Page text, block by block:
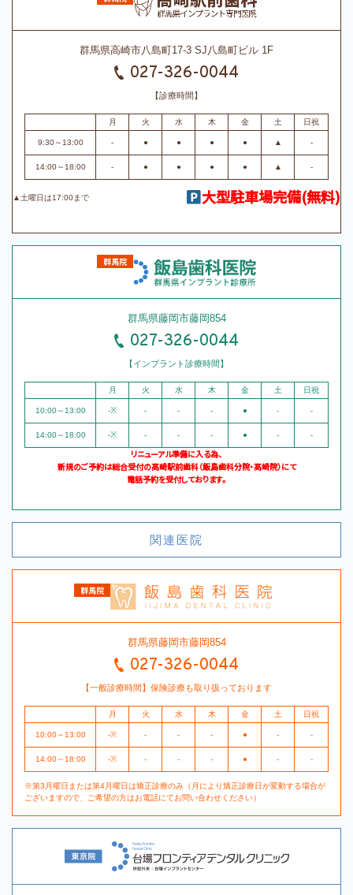
群馬県高崎市八島町17-3 SJ八島町ビル 1F
027-326-0044
【診療時間】
月 火 水 木 金 土 日祝
9:30～13:00 - ● ● ● ● ▲ -
14:00～18:00 - ● ● ● ● ▲ -
▲土曜日は17:00まで 大型駐車場完備(無料)
群馬県藤岡市藤岡854
027-326-0044
【インプラント診療時間】
月 火 水 木 金 土 日祝
10:00～13:00 -※ - - - ● - -
14:00～18:00 -※ - - - ● - -
リニューアル準備に入る為、
新規のご予約は総合受付の高崎駅前歯科（飯島歯科分院・高崎院）にて
電話予約を受付しております。
関連医院
群馬県藤岡市藤岡854
027-326-0044
【一般診療時間】保険診療も取り扱っております
月 火 水 木 金 土 日祝
10:00～13:00 -※ - - - ● - -
14:00～18:00 -※ - - - ● - -
※第3月曜日または第4月曜日は矯正診療のみ（月により矯正診療日が変動する場合が
ございますので、ご希望の方はお電話にてお問い合わせください）